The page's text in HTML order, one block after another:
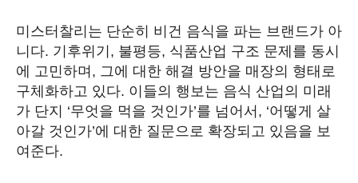
미스터찰리는 단순히 비건 음식을 파는 브랜드가 아
니다. 기후위기, 불평등, 식품산업 구조 문제를 동시
에 고민하며, 그에 대한 해결 방안을 매장의 형태로
구체화하고 있다. 이들의 행보는 음식 산업의 미래
가 단지 ‘무엇을 먹을 것인가’를 넘어서, ‘어떻게 살
아갈 것인가’에 대한 질문으로 확장되고 있음을 보
여준다.